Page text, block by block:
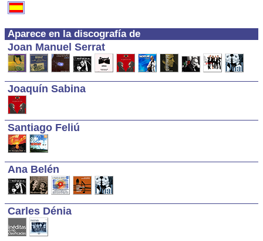
Aparece en la discografía de
Joan Manuel Serrat
Joaquín Sabina
Santiago Feliú
Ana Belén
Carles Dénia